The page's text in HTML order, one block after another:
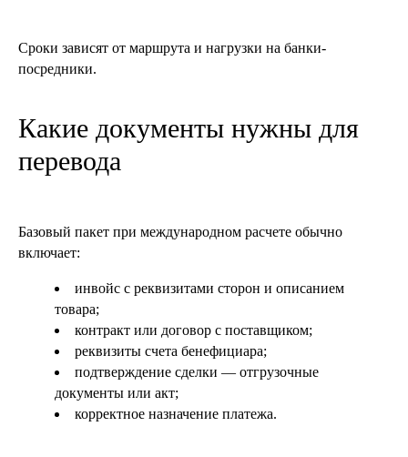
Сроки зависят от маршрута и нагрузки на банки-
посредники.
Какие документы нужны для
перевода
Базовый пакет при международном расчете обычно
включает:
инвойс с реквизитами сторон и описанием
товара;
контракт или договор с поставщиком;
реквизиты счета бенефициара;
подтверждение сделки — отгрузочные
документы или акт;
корректное назначение платежа.